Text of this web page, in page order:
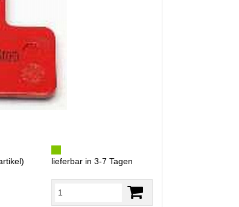
) lieferbar in 3-7 Tagen